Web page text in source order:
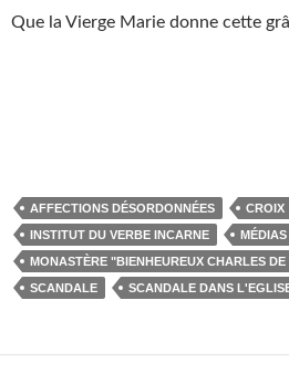
Que la Vierge Marie donne cette
AFFECTIONS DÉSORDONNÉES CROIX
INSTITUT DU VERBE INCARNE
MÉDIAS
MONASTÈRE "BIENHEUREUX CHARLES
SCANDALE
SCANDALE DANS